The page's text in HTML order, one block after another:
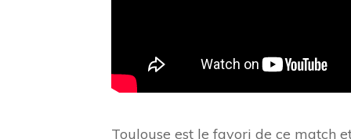
Toulouse est le favori de ce match